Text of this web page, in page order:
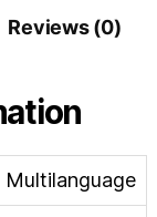
Reviews (0)
Multilanguage